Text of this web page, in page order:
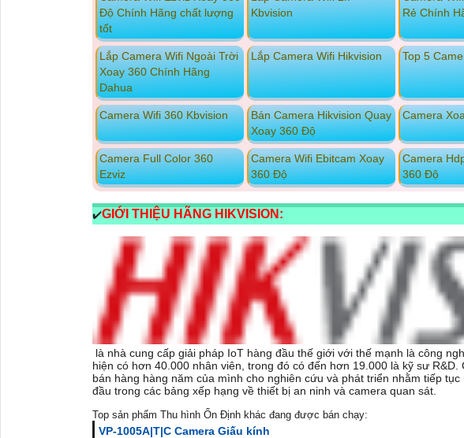
Độ Chính Hãng chất lượng
tốt
Kbvision
Rẻ Chính
Lắp Camera Wifi Ngoài Trời
Xoay 360 Chính Hãng
Dahua
Lắp Camera Wifi Hikvision Top 5
Camera Wifi 360 Kbvision
Bán Camera Hikvision Quay
Xoay 360 Độ
Camera
Camera Full Color 360
Ezviz
Camera Wifi Ebitcam Xoay
360 Độ
Camera
360 Độ
✔️GIỚI THIỆU HÃNG HIKVISION:
là nhà cung cấp giải pháp IoT hàng đầu thế giới với thế mạnh là công
hiện có hơn 40.000 nhân viên, trong đó có đến hơn 19.000 là kỹ sư
bán hàng hàng năm của mình cho nghiên cứu và phát triển nhằm tiếp
đầu trong các bảng xếp hạng về thiết bị an ninh và camera quan sát.
Top sản phẩm Thu hình Ổn Định khác đang được bán chạy:
VP-1005A|T|C Camera Giấu kính